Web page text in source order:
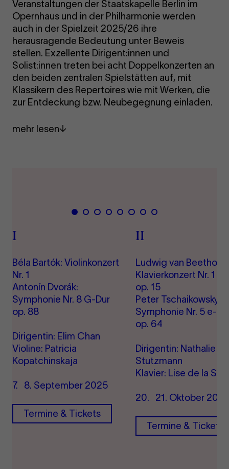
Veranstaltungen der Staatskapelle Berlin im
Opernhaus und in der Philharmonie werden
auch in der Spielzeit 2025/26 ihre
herausragende Bedeutung unter Beweis
stellen. Exzellente Dirigent:innen und
Solist:innen treten bei acht Doppelkonzerten an
den beiden zentralen Spielstätten auf, mit
Klassikern des Repertoires wie mit Werken, die
zur Entdeckung bzw. Neubegegnung einladen.
mehr lesen
Zeige
Zeige
Zeige
Zeige
Zeige
Zeige
6
Zeige
7
Zeige
I
Béla Bartók: Violinkonzert
Nr. 1
Antonín Dvorák:
Symphonie Nr. 8 G-Dur
op. 88
Dirigentin: Elim Chan
Violine: Patricia
Kopatchinskaja
7. 8. September 2025
Termine & Tickets
II
Ludwig van
Klavierkonzert Nr. 1
op. 15
Peter Tschaikowsky:
Symphonie Nr. 5 e-
op. 64
Dirigentin: Nathalie
Stutzmann
Klavier: Lise de la
20. 21. Oktober 2025
Termine & Tickets